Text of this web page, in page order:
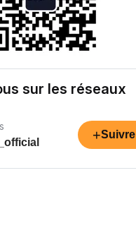
sur les réseaux
+Suivre